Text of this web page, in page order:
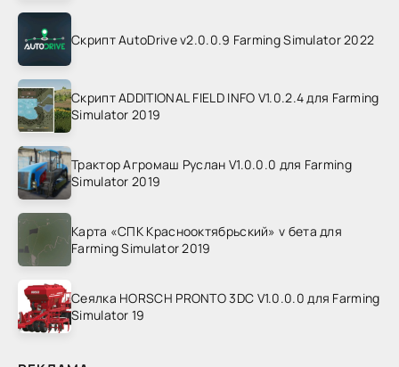
Скрипт AutoDrive v2.0.0.9 Farming Simulator 2022
Скрипт ADDITIONAL FIELD INFO V1.0.2.4 для Farming
Simulator 2019
Трактор Агромаш Руслан V1.0.0.0 для Farming
Simulator 2019
Карта «СПК Краснооктябрьский» v бета для
Farming Simulator 2019
Сеялка HORSCH PRONTO 3DC V1.0.0.0 для Farming
Simulator 19